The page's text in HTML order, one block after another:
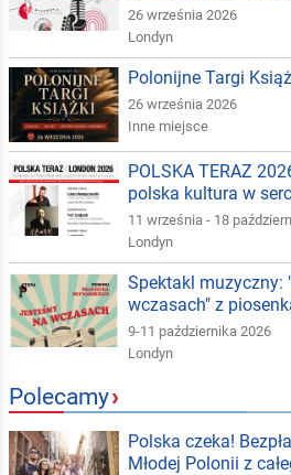
26 września 2026
Londyn
Polonijne Targi
26 września 2026
Inne miejsce
POLSKA TERAZ
polska kultura w
11 września - 18
Londyn
Spektakl muzyczny:
wczasach" z
9-11 października 2026
Londyn
Polecamy›
Polska czeka!
Młodej Polonii z